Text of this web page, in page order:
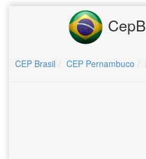
CEP Brasil CEP Pernambuco